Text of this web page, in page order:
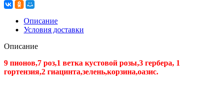
Описание
Условия доставки
Описание
9 пионов,7 роз,1 ветка кустовой розы,3 гербера, 1
гортензия,2 гиацинта,зелень,корзина,оазис.